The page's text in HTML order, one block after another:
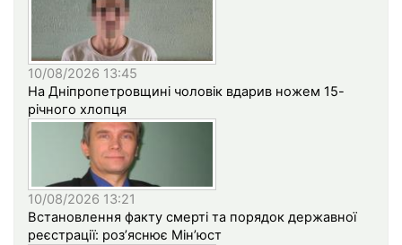
10/08/2026 13:45
На Дніпропетровщині чоловік вдарив ножем 15-
річного хлопця
10/08/2026 13:21
Встановлення факту смерті та порядок державної
реєстрації: роз’яснює Мін’юст